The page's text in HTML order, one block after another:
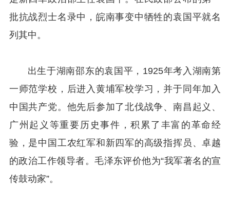
批抗战烈士名录中，皖南事变中牺牲的袁国平就名
列其中。
出生于湖南邵东的袁国平，1925年考入湖南第
一师范学校，后进入黄埔军校学习，并于同年加入
中国共产党。他先后参加了北伐战争、南昌起义、
广州起义等重要历史事件，积累了丰富的革命经
验，是中国工农红军和新四军的高级指挥员、卓越
的政治工作领导者。毛泽东评价他为“我军著名的宣
传鼓动家”。